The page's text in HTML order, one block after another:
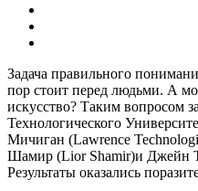
Задача правильного
пор стоит перед людьми. А
искусство? Таким вопросом
Технологического
Мичиган (Lawrence
Шамир (Lior Shamir)и Джейн
Результаты оказались